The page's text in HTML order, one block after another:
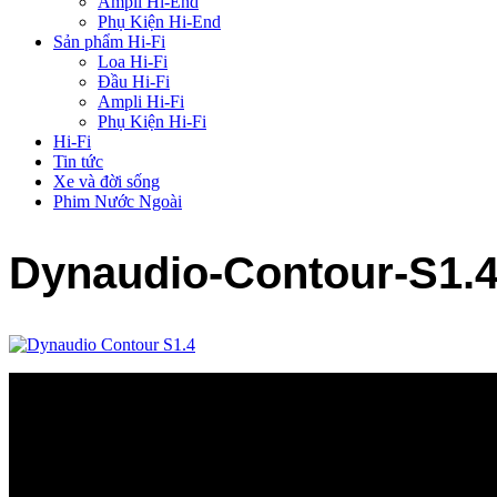
Phụ Kiện Hi-End
Sản phẩm Hi-Fi
Loa Hi-Fi
Đầu Hi-Fi
Ampli Hi-Fi
Phụ Kiện Hi-Fi
Hi-Fi
Tin tức
Xe và đời sống
Phim Nước Ngoài
Dynaudio-Contour-